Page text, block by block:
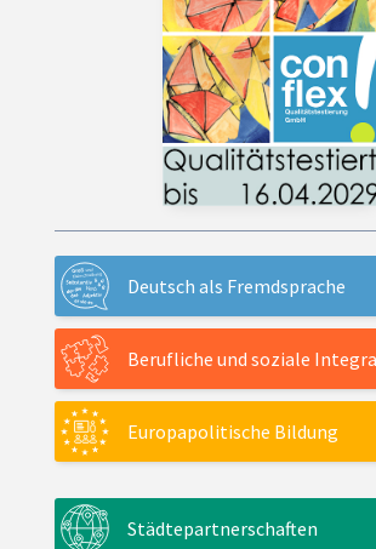
Deutsch als Fremdsprache
Berufliche und soziale
Europapolitische Bildung
Städtepartnerschaften